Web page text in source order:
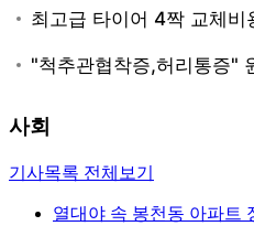
사회
기사목록 전체보기
열대야 속 봉천동 아파트